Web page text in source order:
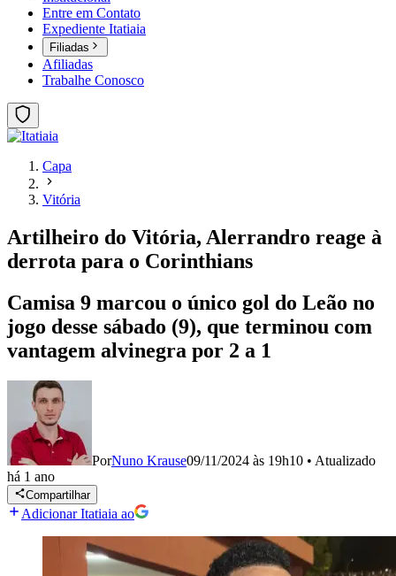
Entre em Contato
Expediente Itatiaia
Filiadas
Afiliadas
Trabalhe Conosco
Capa
Vitória
Artilheiro do Vitória, Alerrandro reage à
derrota para o Corinthians
Camisa 9 marcou o único gol do Leão no
jogo desse sábado (9), que terminou com
vantagem alvinegra por 2 a 1
PorNuno Krause09/11/2024 às 19h10 • Atualizado
há 1 ano
Compartilhar
Adicionar Itatiaia ao